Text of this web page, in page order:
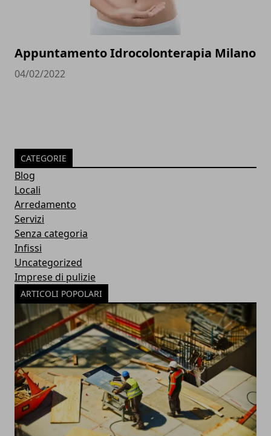
Appuntamento Idrocolonterapia Milano
04/02/2022
CATEGORIE
Blog
Locali
Arredamento
Servizi
Senza categoria
Infissi
Uncategorized
Imprese di pulizie
ARTICOLI POPOLARI